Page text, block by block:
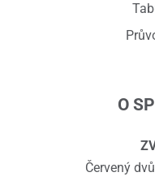
O
Červený